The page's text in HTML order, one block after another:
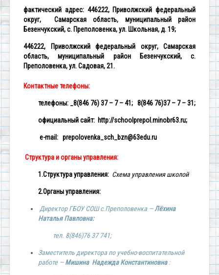
фактический адрес: 446222, Приволжский федеральный
округ, Самарская область, муниципальный район
Безенчукский, с. Преполовенка, ул. Школьная, д. 19;
446222, Приволжский федеральный округ, Самарская
область, муниципальный район Безенчукский, с.
Преполовенка, ул. Садовая, 21.
Контактные телефоны:
телефоны: _8(846 76) 37 – 7 – 41; 8(846 76)37 – 7 – 31;
oфициальный сайт: http://schoolprepol.minobr63.ru;
e-mail: prepolovenka_sch_bzn@63edu.ru
Структура и органы управления:
1.Структура управления: Схема управления школой
2.Органы управления:
Директор ГБОУ СОШ с.Преполовенка —Лёхина
Наталья Павловна:
тел. 8(846)76 37 741;
Заместитель директора по учебно-воспитательной
работе —Мишина Надежда Константиновна: